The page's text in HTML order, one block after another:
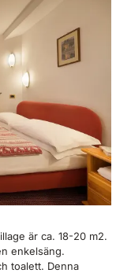
är ca. 18-20 m2.
enkelsäng.
toalett. Denna